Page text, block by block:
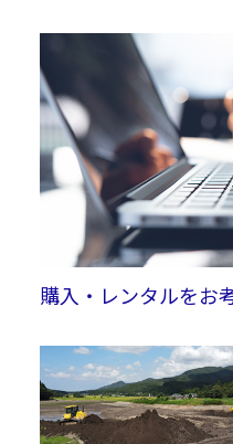
購入・レンタルをお